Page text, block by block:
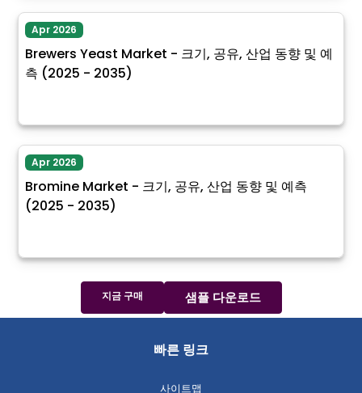
Apr 2026
Brewers Yeast Market - 크기, 공유, 산업 동향 및 예
측 (2025 - 2035)
Apr 2026
Bromine Market - 크기, 공유, 산업 동향 및 예측
(2025 - 2035)
지금 구매 샘플 다운로드
빠른 링크
사이트맵